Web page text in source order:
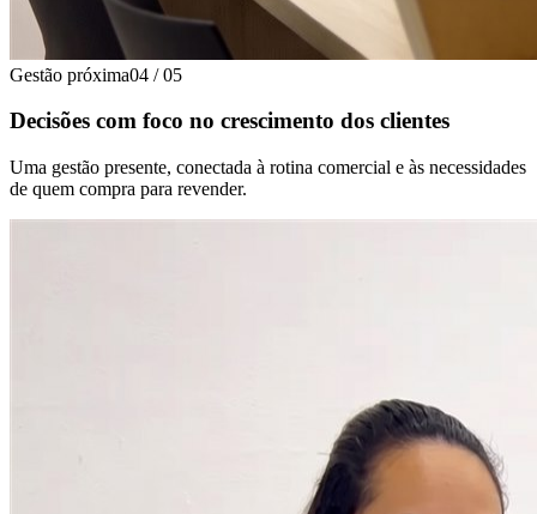
Gestão próxima04 / 05
Decisões com foco no crescimento dos clientes
Uma gestão presente, conectada à rotina comercial e às necessidades
de quem compra para revender.